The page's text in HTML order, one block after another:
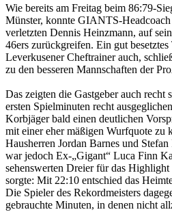
Wie bereits am Freitag beim 86:79-
Münster, konnte GIANTS-
verletzten Dennis Heinzmann, auf
46ers zurückgreifen. Ein gut
Leverkusener Cheftrainer auch,
zu den besseren Mannschaften der
Das zeigten die Gastgeber auch recht
ersten Spielminuten recht
Korbjäger bald einen deutlichen
mit einer eher mäßigen Wurfquote zu
Hausherren Jordan Barnes und
war jedoch Ex-„Gigant“ Luca Finn
sehenswerten Dreier für das Highlight
sorgte: Mit 22:10 entschied das
Die Spieler des Rekordmeisters
gebrauchte Minuten, in denen nicht